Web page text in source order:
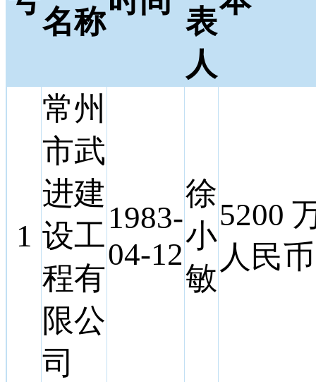
名称
表
人
1
常州
市武
进建
设工
程有
限公
司
1983-
04-12
徐
小
敏
5200
人民币